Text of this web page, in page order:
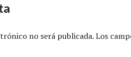
no será publicada.Los